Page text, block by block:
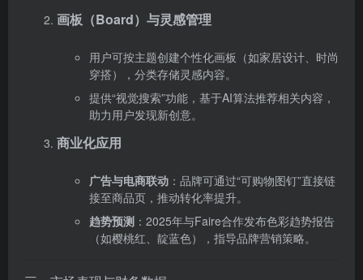
画板（Board）与灵感管理
用户可按主题创建个性化画板（如家居设计、时尚
穿搭），分类存储灵感内容。
提供“视觉搜索”功能，基于AI算法推荐相关内容，
助力用户发现新创意。
商业化应用
广告与电商联动 ‌：品牌可通过“可购物图钉”直接链
接至商品页，推动转化率提升。
趋势预测 ‌：2025年与Faire合作发布色彩趋势报告
（如樱桃红、靛蓝色），指导品牌营销策略。